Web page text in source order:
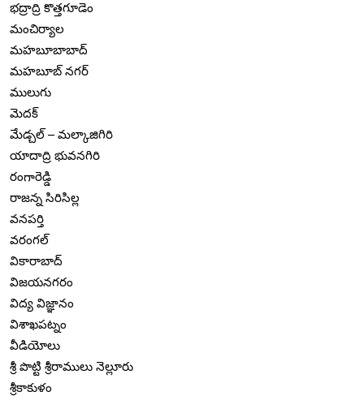
భద్రాద్రి కొత్తగూడెం
మంచిర్యాల
మహబూబాబాద్
మహబూబ్ నగర్
ములుగు
మెదక్
మేడ్చల్ – మల్కాజిగిరి
యాదాద్రి భువనగిరి
రంగారెడ్డి
రాజన్న సిరిసిల్ల
వనపర్తి
వరంగల్
వికారాబాద్
విజయనగరం
విద్య విజ్ఞానం
విశాఖపట్నం
వీడియోలు
శ్రీ పొట్టి శ్రీరాములు నెల్లూరు
శ్రీకాకుళం